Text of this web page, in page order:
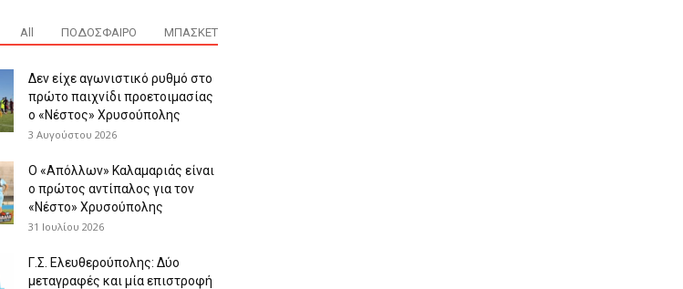
All ΠΟΔΟΣΦΑΙΡΟ ΜΠΑΣΚΕΤ
Δεν είχε αγωνιστικό ρυθμό στο
πρώτο παιχνίδι προετοιμασίας
ο «Νέστος» Χρυσούπολης
3 Αυγούστου 2026
Ο «Απόλλων» Καλαμαριάς είναι
ο πρώτος αντίπαλος για τον
«Νέστο» Χρυσούπολης
31 Ιουλίου 2026
Γ.Σ. Ελευθερούπολης: Δύο
μεταγραφές και μία επιστροφή